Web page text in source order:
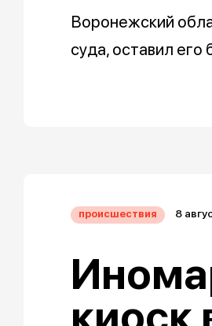
Воронежский
суда, оставил его
происшествия 8